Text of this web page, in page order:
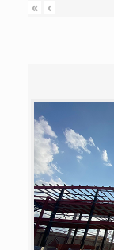
« ‹